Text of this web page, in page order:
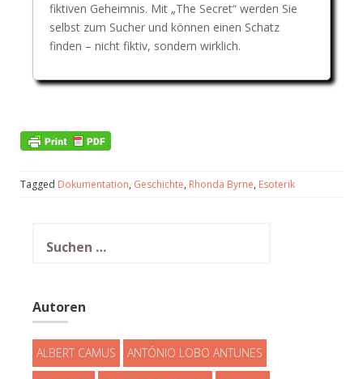
fiktiven Geheimnis. Mit „The Secret“ werden Sie
selbst zum Sucher und können einen Schatz
finden – nicht fiktiv, sondern wirklich.
Tagged Dokumentation, Geschichte, Rhonda Byrne, Esoterik
nach:
Autoren
ALBERT CAMUS ANTÓNIO LOBO ANTUNES